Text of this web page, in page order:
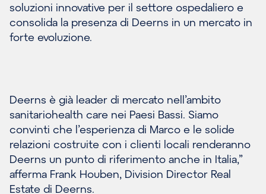
soluzioni innovative per il settore ospedaliero e
consolida la presenza di Deerns in un mercato in
forte evoluzione.
Deerns è già leader di mercato nell’ambito
sanitariohealth care nei Paesi Bassi. Siamo
convinti che l’esperienza di Marco e le solide
relazioni costruite con i clienti locali renderanno
Deerns un punto di riferimento anche in Italia,”
afferma Frank Houben, Division Director Real
Estate di Deerns.